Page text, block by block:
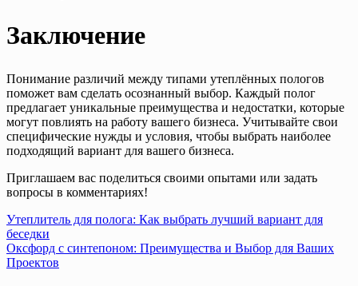
Заключение
Понимание различий между типами утеплённых пологов
поможет вам сделать осознанный выбор. Каждый полог
предлагает уникальные преимущества и недостатки, которые
могут повлиять на работу вашего бизнеса. Учитывайте свои
специфические нужды и условия, чтобы выбрать наиболее
подходящий вариант для вашего бизнеса.
Приглашаем вас поделиться своими опытами или задать
вопросы в комментариях!
Навигация
по
записям
Утеплитель для полога: Как выбрать лучший вариант для
беседки
Оксфорд с синтепоном: Преимущества и Выбор для Ваших
Проектов